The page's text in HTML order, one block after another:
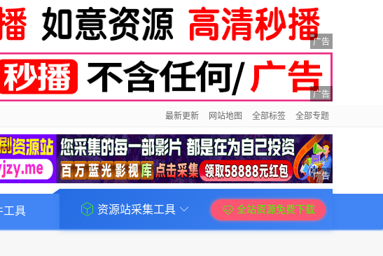
广告
广告
最新更新 网站地图 全部标签 全部专题
广告
工具 资源站采集工具 全站资源免费下载